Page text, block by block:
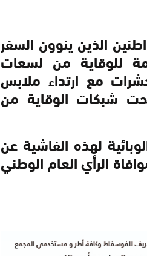
الذين ينوون السفر
للوقاية من لسعات
مع ارتداء ملابس
شبكات الوقاية من
لهذه الفاشية عن
الرأي العام الوطني